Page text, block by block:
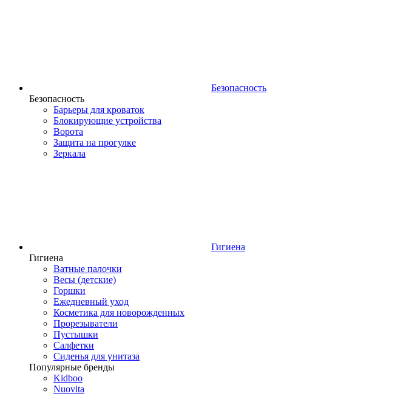
Безопасность
Безопасность
Барьеры для кроваток
Блокирующие устройства
Ворота
Защита на прогулке
Зеркала
Гигиена
Гигиена
Ватные палочки
Весы (детские)
Горшки
Ежедневный уход
Косметика для новорожденных
Прорезыватели
Пустышки
Салфетки
Сиденья для унитаза
Популярные бренды
Kidboo
Nuovita